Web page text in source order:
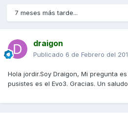
7 meses más tarde...
draigon
Publicado 6 de Febrero del
Hola jordir.Soy Draigon, Mi pregunta
pusistes es el Evo3. Gracias. Un